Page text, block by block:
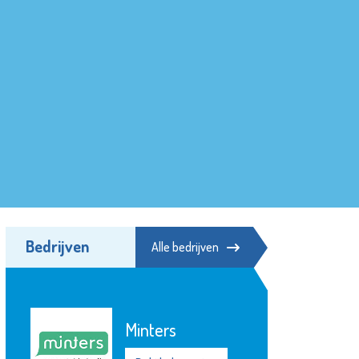
Bedrijven Alle bedrijven
Minters